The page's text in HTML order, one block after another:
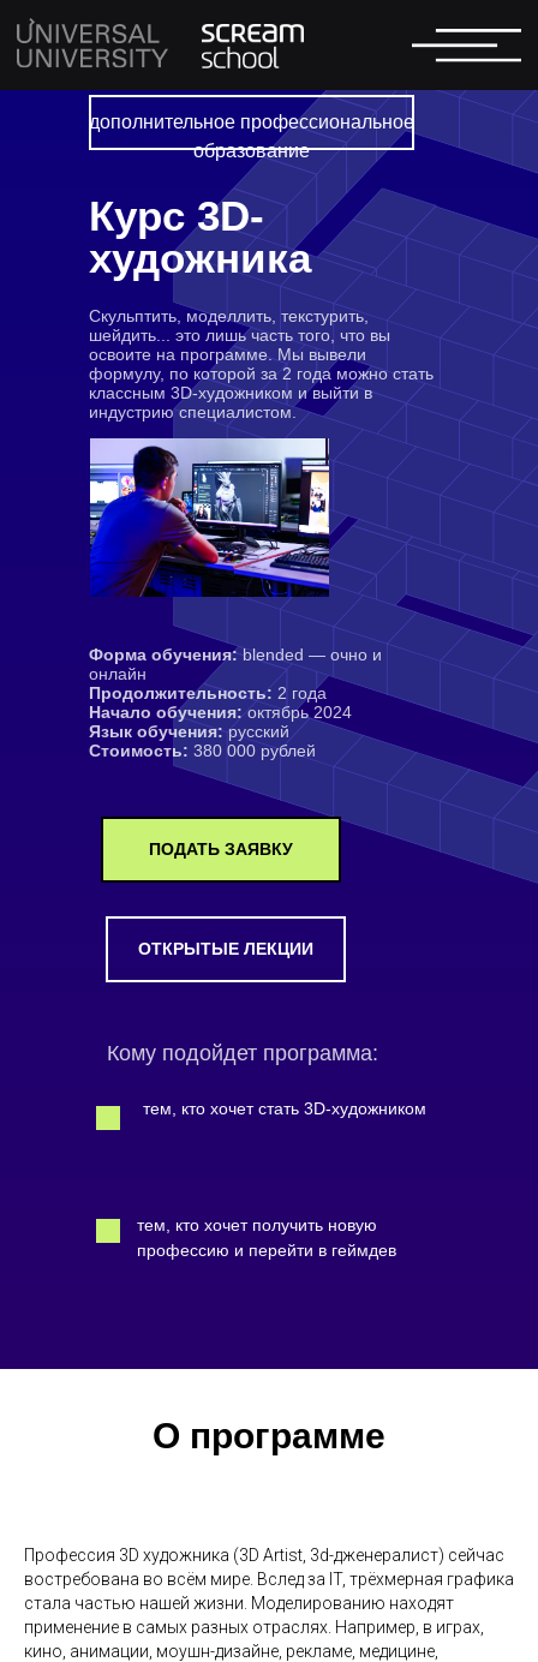
Курс 3D-
художника
тем, кто хочет стать 3D-художником
тем, кто хочет получить новую
профессию и перейти в геймдев
Скульптить, моделлить, текстурить,
шейдить... это лишь часть того, что вы
освоите на программе. Мы вывели
формулу, по которой за 2 года можно стать
классным 3D-художником и выйти в
индустрию специалистом.
Форма обучения:blended — очно и
онлайн
Продолжительность: 2 года
Начало обучения:октябрь 2024
Язык обучения:русский
Стоимость: 380 000 рублей
Кому подойдет программа:
дополнительное профессиональное
образование
ПОДАТЬ ЗАЯВКУ
ОТКРЫТЫЕ ЛЕКЦИИ
О программе
Профессия 3D художника (3D Artist, 3d-дженералист) сейчас
востребована во всём мире. Вслед за IT, трёхмерная графика
стала частью нашей жизни. Моделированию находят
применение в самых разных отраслях. Например, в играх,
кино, анимации, моушн-дизайне, рекламе, медицине,